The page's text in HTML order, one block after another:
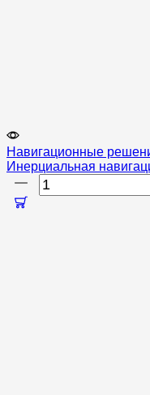
Навигационные
Инерциальная
Количество
товара